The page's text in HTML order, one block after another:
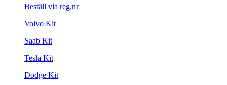
Beställ via reg.nr
Volvo Kit
Saab Kit
Tesla Kit
Dodge Kit